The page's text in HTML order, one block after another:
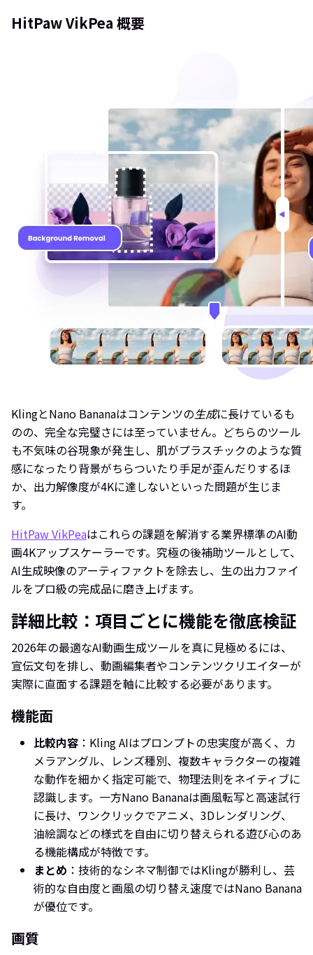
HitPaw VikPea 概要
KlingとNano Bananaはコンテンツの生成に長けているも
のの、完全な完璧さには至っていません。どちらのツール
も不気味の谷現象が発生し、肌がプラスチックのような質
感になったり背景がちらついたり手足が歪んだりするほ
か、出力解像度が4Kに達しないといった問題が生じま
す。
HitPaw VikPeaはこれらの課題を解消する業界標準のAI動
画4Kアップスケーラーです。究極の後補助ツールとして、
AI生成映像のアーティファクトを除去し、生の出力ファイ
ルをプロ級の完成品に磨き上げます。
詳細比較：項目ごとに機能を徹底検証
2026年の最適なAI動画生成ツールを真に見極めるには、
宣伝文句を排し、動画編集者やコンテンツクリエイターが
実際に直面する課題を軸に比較する必要があります。
機能面
比較内容 ：Kling AIはプロンプトの忠実度が高く、カ
メラアングル、レンズ種別、複数キャラクターの複雑
な動作を細かく指定可能で、物理法則をネイティブに
認識します。一方Nano Bananaは画風転写と高速試行
に長け、ワンクリックでアニメ、3Dレンダリング、
油絵調などの様式を自由に切り替えられる遊び心のあ
る機能構成が特徴です。
まとめ ：技術的なシネマ制御ではKlingが勝利し、芸
術的な自由度と画風の切り替え速度ではNano Banana
が優位です。
画質